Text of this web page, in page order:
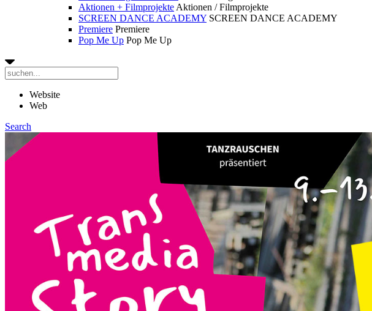
Aktionen + Filmprojekte Aktionen / Filmprojekte
SCREEN DANCE ACADEMY SCREEN DANCE ACADEMY
Premiere Premiere
Pop Me Up Pop Me Up
Website
Web
Search